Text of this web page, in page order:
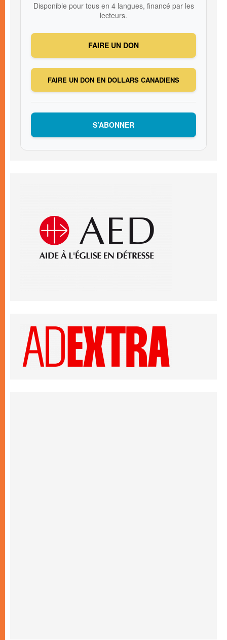
Disponible pour tous en 4 langues, financé par les
lecteurs.
FAIRE UN DON
FAIRE UN DON EN DOLLARS CANADIENS
S’ABONNER